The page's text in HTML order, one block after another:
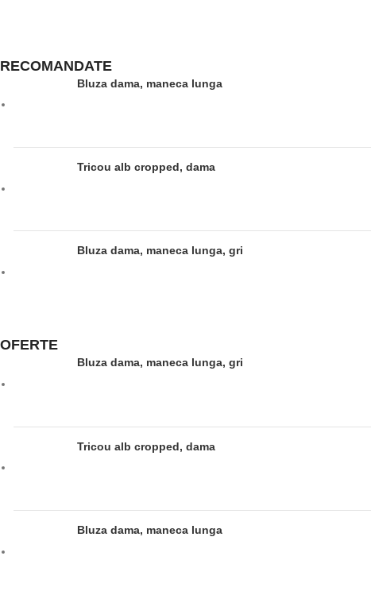
RECOMANDATE
Bluza dama, maneca lunga
Tricou alb cropped, dama
Bluza dama, maneca lunga, gri
OFERTE
Bluza dama, maneca lunga, gri
Tricou alb cropped, dama
Bluza dama, maneca lunga